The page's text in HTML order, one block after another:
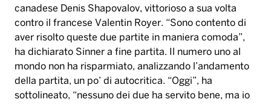
canadese Denis Shapovalov, vittorioso a sua volta
contro il francese Valentin Royer. “Sono contento di
aver risolto queste due partite in maniera comoda”,
ha dichiarato Sinner a fine partita. Il numero uno al
mondo non ha risparmiato, analizzando l’andamento
della partita, un po’ di autocritica. “Oggi”, ha
sottolineato, “nessuno dei due ha servito bene, ma io